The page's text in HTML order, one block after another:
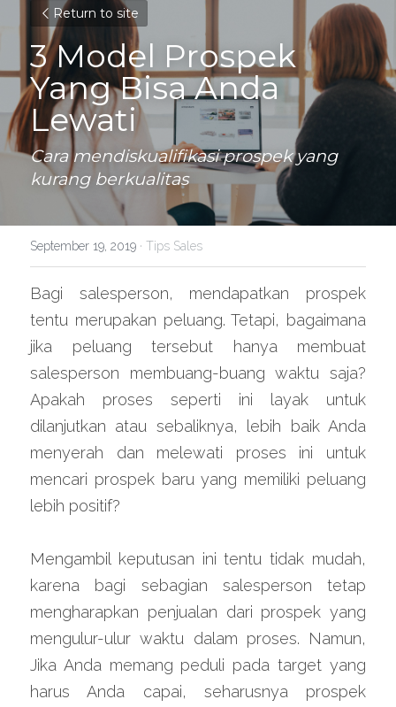
Return to site
3 Model Prospek
Yang Bisa Anda
Lewati
Cara mendiskualifikasi prospek yang
kurang berkualitas
September 19, 2019 · Tips Sales
Bagi salesperson, mendapatkan prospek
tentu merupakan peluang. Tetapi, bagaimana
jika peluang tersebut hanya membuat
salesperson membuang-buang waktu saja?
Apakah proses seperti ini layak untuk
dilanjutkan atau sebaliknya, lebih baik Anda
menyerah dan melewati proses ini untuk
mencari prospek baru yang memiliki peluang
lebih positif?
Mengambil keputusan ini tentu tidak mudah,
karena bagi sebagian salesperson tetap
mengharapkan penjualan dari prospek yang
mengulur-ulur waktu dalam proses. Namun,
Jika Anda memang peduli pada target yang
harus Anda capai, seharusnya prospek